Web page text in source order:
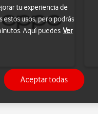
tu experiencia de
estos usos, pero podrás
Aquí puedes Ver
Aceptar todas